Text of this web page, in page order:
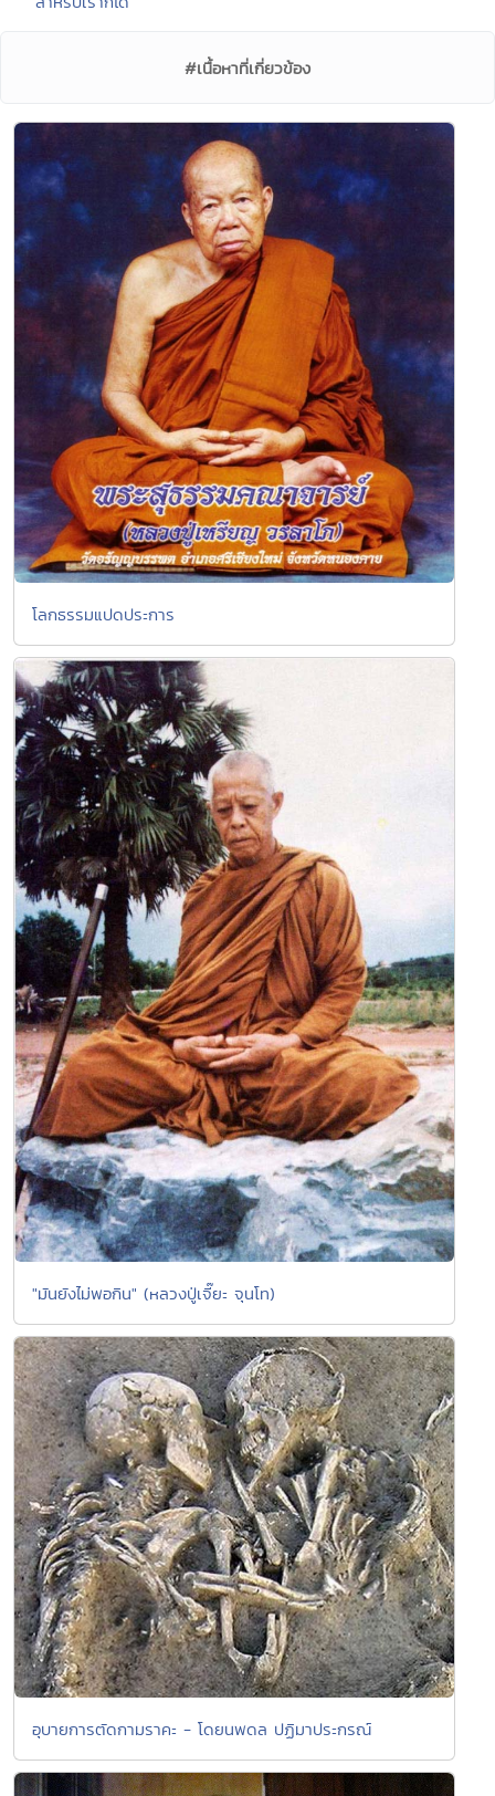
#เนื้อหาที่เกี่ยวข้อง
โลกธรรมแปดประการ
"มันยังไม่พอกิน" (หลวงปู่เจี๊ยะ จุนโท)
อุบายการตัดกามราคะ - โดยนพดล ปฏิมาประกรณ์